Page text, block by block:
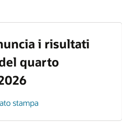
i risultati
quarto
stampa